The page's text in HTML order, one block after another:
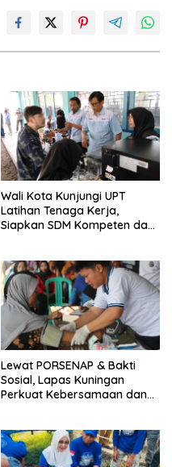
Wali Kota Kunjungi UPT
Latihan Tenaga Kerja,
Siapkan SDM Kompeten dan
Lewat PORSENAP & Bakti
Sosial, Lapas Kuningan
Perkuat Kebersamaan dan